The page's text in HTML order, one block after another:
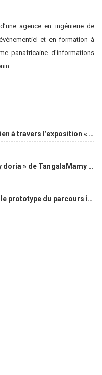
agence en ingénierie de
et en formation à
panafricaine d’informations
Explorer le vestibule malien à travers l’exposition « Maaya Bulon »
L’exposition « Zafimaniry doria » de TangalaMamy honore la mémoire d’un peuple malgache
TIFF 2025/ « Christy » ou le prototype du parcours initiatique